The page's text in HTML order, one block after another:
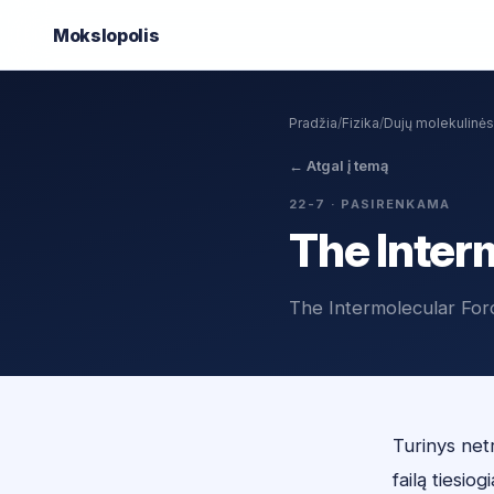
Mokslopolis
Pradžia/Fizika/Dujų
← Atgal į temą
22-7 · PASIRENKAMA
The
The Intermolecular
Turinys
failą